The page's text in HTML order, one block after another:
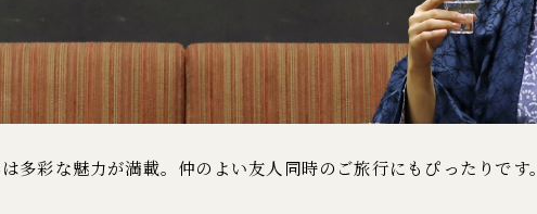
多彩な魅力が満載。仲のよい友人同時のご旅行にもぴったりです。